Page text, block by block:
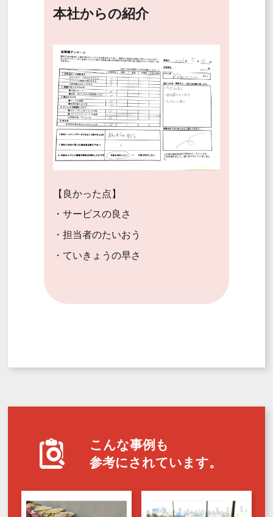
本社からの紹介
【良かった点】
・サービスの良さ
・担当者のたいおう
・ていきょうの早さ
こんな事例も
参考にされています。